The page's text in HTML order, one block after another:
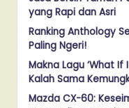
yang Rapi dan Asri
Ranking Anthology
Paling Ngeri!
Makna Lagu ‘What If
Kalah Sama
Mazda CX-60: